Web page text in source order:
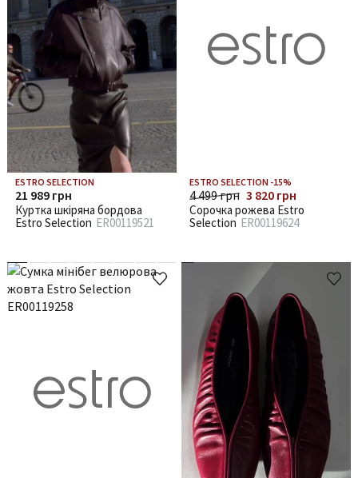
ESTRO SELECTION
21 989 грн
Куртка шкіряна бордова
Estro Selection ER00119521
ESTRO SELECTION -15%
4 499 грн 3 820 грн
Сорочка рожева Estro
Selection ER00119624